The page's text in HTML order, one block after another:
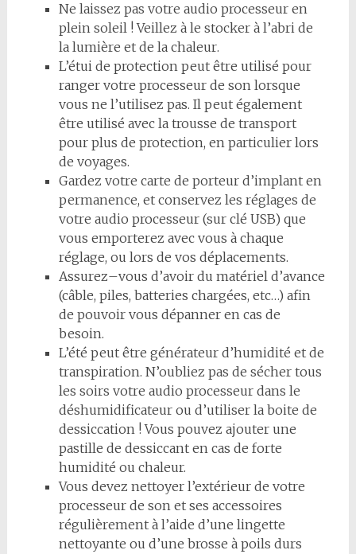
Ne laissez pas votre audio processeur en
plein soleil ! Veillez à le stocker à l’abri de
la lumière et de la chaleur.
L’étui de protection peut être utilisé pour
ranger votre processeur de son lorsque
vous ne l’utilisez pas. Il peut également
être utilisé avec la trousse de transport
pour plus de protection, en particulier lors
de voyages.
Gardez votre carte de porteur d’implant en
permanence, et conservez les réglages de
votre audio processeur (sur clé USB) que
vous emporterez avec vous à chaque
réglage, ou lors de vos déplacements.
Assurez–vous d’avoir du matériel d’avance
(câble, piles, batteries chargées, etc…) afin
de pouvoir vous dépanner en cas de
besoin.
L’été peut être générateur d’humidité et de
transpiration. N’oubliez pas de sécher tous
les soirs votre audio processeur dans le
déshumidificateur ou d’utiliser la boite de
dessiccation ! Vous pouvez ajouter une
pastille de dessiccant en cas de forte
humidité ou chaleur.
Vous devez nettoyer l’extérieur de votre
processeur de son et ses accessoires
régulièrement à l’aide d’une lingette
nettoyante ou d’une brosse à poils durs